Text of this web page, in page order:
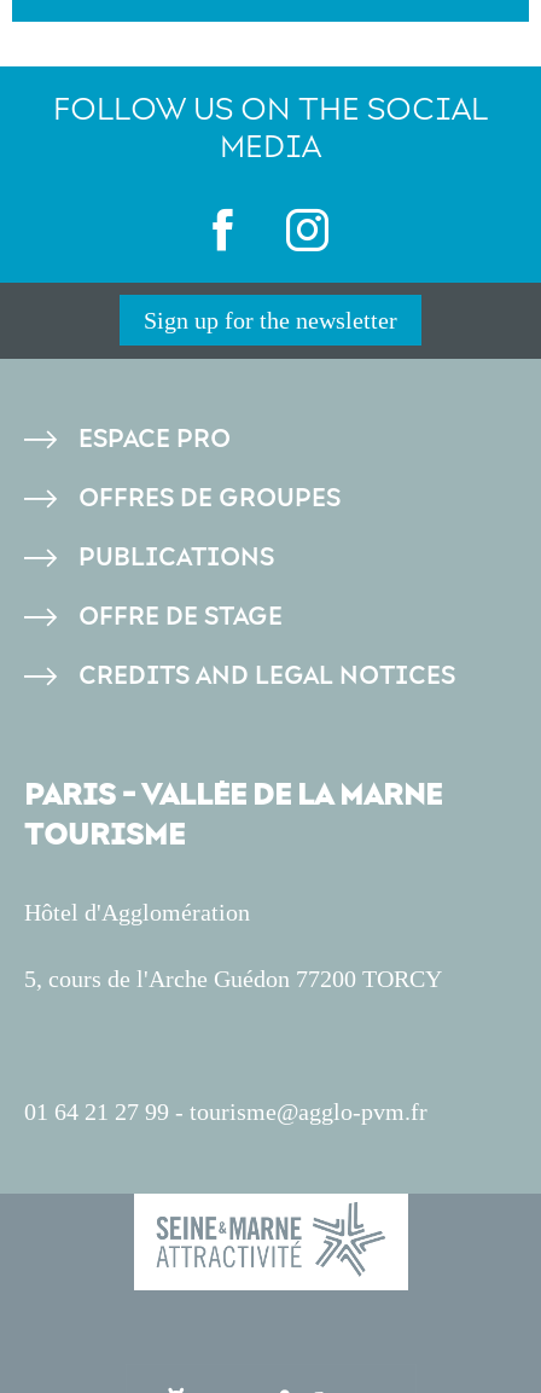
FOLLOW US ON THE SOCIAL
MEDIA
Sign up for the newsletter
PIED
DE
ESPACE PRO
OFFRES DE GROUPES
PUBLICATIONS
OFFRE DE STAGE
CREDITS AND LEGAL NOTICES
PARIS - VALLÉE DE LA MARNE
TOURISME
Hôtel d'Agglomération
5, cours de l'Arche Guédon 77200 TORCY
01 64 21 27 99 - tourisme@agglo-pvm.fr